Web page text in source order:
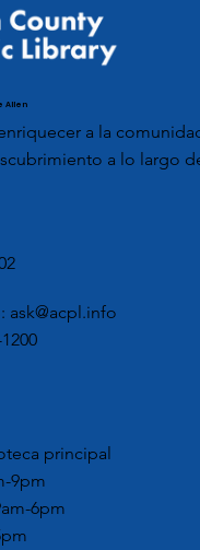
Allen
a la
a lo largo
ask@acpl.info
principal
9pm
6pm